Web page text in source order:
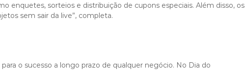
enquetes, sorteios e distribuição de cupons especiais. Além disso, os
sem sair da live”, completa.
o sucesso a longo prazo de qualquer negócio. No Dia do